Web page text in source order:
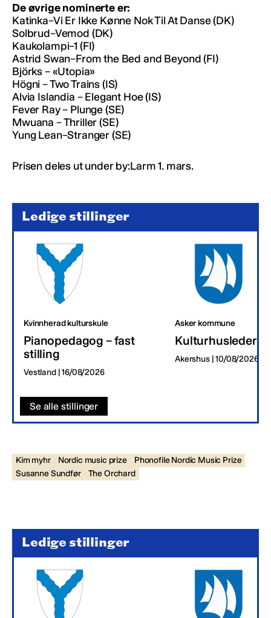
De øvrige nominerte er:
Katinka–Vi Er Ikke Kønne Nok Til At Danse (DK)
Solbrud–Vemod (DK)
Kaukolampi–1 (FI)
Astrid Swan–From the Bed and Beyond (FI)
Björks – «Utopia»
Högni – Two Trains (IS)
Alvia Islandia – Elegant Hoe (IS)
Fever Ray – Plunge (SE)
Mwuana – Thriller (SE)
Yung Lean–Stranger (SE)
Prisen deles ut under by:Larm 1. mars.
Ledige stillinger
Kvinnherad kulturskule
Pianopedagog – fast
stilling
Vestland | 16/08/2026
Asker kommune
Kulturhusleder
Akershus | 10/08/2026
Se alle stillinger
Kim myhr Nordic music prize
Phonofile Nordic Music Prize
Susanne Sundfør
The Orchard
Ledige stillinger